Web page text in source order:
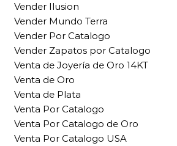
Vender Ilusion
Vender Mundo Terra
Vender Por Catalogo
Vender Zapatos por Catalogo
Venta de Joyería de Oro 14KT
Venta de Oro
Venta de Plata
Venta Por Catalogo
Venta Por Catalogo de Oro
Venta Por Catalogo USA